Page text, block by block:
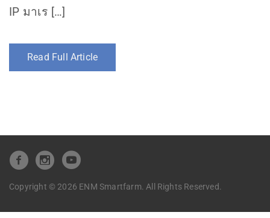
IP มาเร […]
Read Full Article
Copyright © 2026 ENM Smartfarm. All Rights Reserved.